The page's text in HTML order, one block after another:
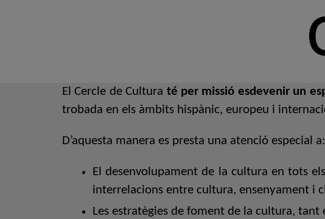
El Cercle de Cultura té per missió esdevenir un
trobada en els àmbits hispànic, europeu i
D’aquesta manera es presta una atenció especial a:
El desenvolupament de la cultura en tots
interrelacions entre cultura, ensenyament i
Les estratègies de foment de la cultura,